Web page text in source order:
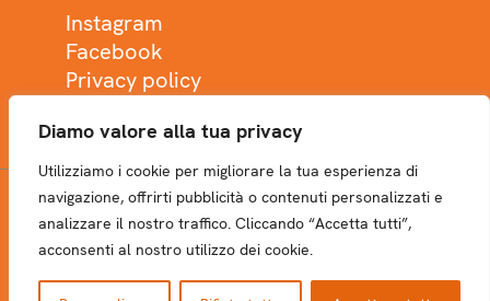
Diamo valore alla tua privacy
Utilizziamo i cookie per migliorare la tua esperienza di
navigazione, offrirti pubblicità o contenuti personalizzati e
analizzare il nostro traffico. Cliccando “Accetta tutti”,
acconsenti al nostro utilizzo dei cookie.
Instagram
Facebook
Privacy policy
NEWSLETTER